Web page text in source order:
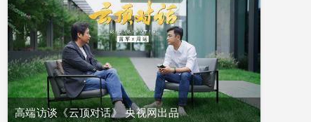
高端访谈《云顶对话》 央视网出品